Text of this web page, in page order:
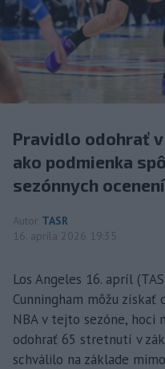
Pravidlo odohrať
ako podmienka
sezónnych
Autor TASR
16. apríla 2026 19:35
Los Angeles 16. apríl
Cunningham môžu
NBA v tejto sezóne, hoci
odohrať 65 stretnutí v
schválilo na základe